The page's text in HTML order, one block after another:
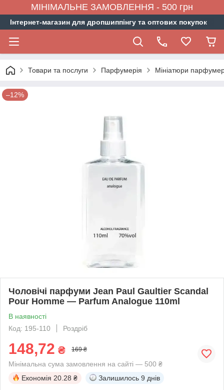
МІНІМАЛЬНЕ ЗАМОВЛЕННЯ - 500 грн
Інтернет-магазин для дропшиппінгу та оптових покупок
Товари та послуги Парфумерія Мініатюри
–12%
Чоловічі парфуми Jean Paul Gaultier Scandal
Pour Homme — Parfum Analogue 110ml
В наявності
Код: 195-110
Роздріб
148,72 ₴ 169 ₴
Мінімальна сума замовлення на сайті — 500 ₴
Економія 20.28 ₴ Залишилось 9 днів